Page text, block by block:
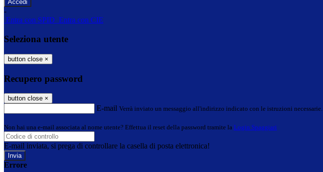
-
Entra con SPID Entra con CIE
Seleziona utente
button close ×
Recupero password
button close ×
E-mail Verrà inviato un messaggio all'indirizzo indicato con le istruzioni necessarie.
Non hai una e-mail associata al nome utente? Effettua il reset della password tramite la Login Spaggiari
E-mail inviata, si prega di controllare la casella di posta elettronica!
Errore